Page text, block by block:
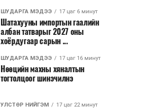
ШУДАРГА МЭДЭЭ 17 цаг 6 минут
Шатахууны импортын гаалийн
албан татварыг 2027 оны
хоёрдугаар сарын ...
ШУДАРГА МЭДЭЭ 17 цаг 16 минут
Нөөцийн махны хяналтын
тогтолцоог шинэчилнэ
УЛСТӨР НИЙГЭМ 17 цаг 22 минут